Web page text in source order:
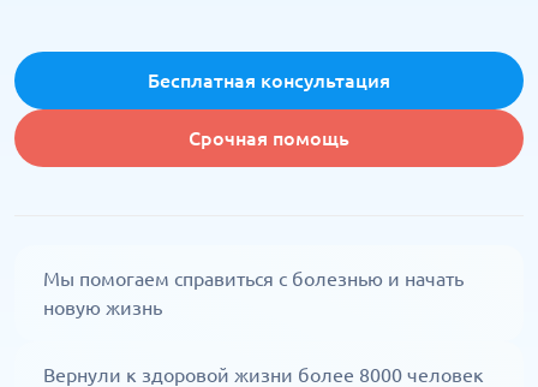
Бесплатная консультация
Срочная помощь
Мы помогаем справиться с болезнью и начать
новую жизнь
Вернули к здоровой жизни более 8000 человек